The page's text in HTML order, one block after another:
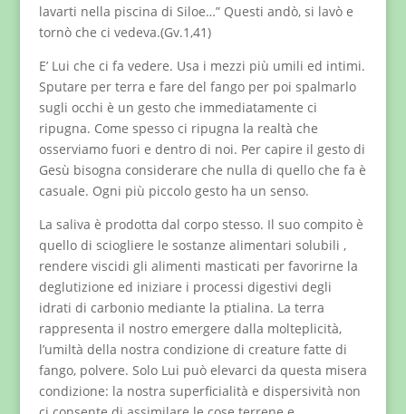
lavarti nella piscina di Siloe…” Questi andò, si lavò e
tornò che ci vedeva.(Gv.1,41)
E’ Lui che ci fa vedere. Usa i mezzi più umili ed intimi.
Sputare per terra e fare del fango per poi spalmarlo
sugli occhi è un gesto che immediatamente ci
ripugna. Come spesso ci ripugna la realtà che
osserviamo fuori e dentro di noi. Per capire il gesto di
Gesù bisogna considerare che nulla di quello che fa è
casuale. Ogni più piccolo gesto ha un senso.
La saliva è prodotta dal corpo stesso. Il suo compito è
quello di sciogliere le sostanze alimentari solubili ,
rendere viscidi gli alimenti masticati per favorirne la
deglutizione ed iniziare i processi digestivi degli
idrati di carbonio mediante la ptialina. La terra
rappresenta il nostro emergere dalla molteplicità,
l’umiltà della nostra condizione di creature fatte di
fango, polvere. Solo Lui può elevarci da questa misera
condizione: la nostra superficialità e dispersività non